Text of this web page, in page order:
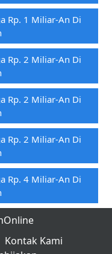
Rp. 1 Miliar-An Di
Rp. 2 Miliar-An Di
Rp. 2 Miliar-An Di
Rp. 2 Miliar-An Di
Rp. 4 Miliar-An Di
Kontak Kami